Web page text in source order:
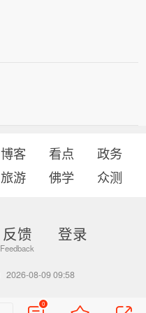
博客 看点
政务
旅游 佛学 众测
反馈 登录
2026-08-09 09:58
0